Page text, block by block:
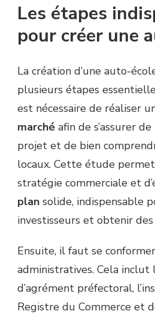
Les étapes
pour créer une
La création d’une auto-
plusieurs étapes
est nécessaire de réaliser
marché afin de s’assurer
projet et de bien
locaux. Cette étude
stratégie commerciale et
plan solide, indispensable
investisseurs et obtenir
Ensuite, il faut se
administratives. Cela inclut
d’agrément préfectoral,
Registre du Commerce et